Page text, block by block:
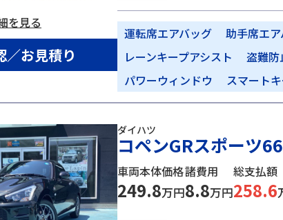
を見る
／お見積り
運転席エアバッグ 助手席エ
レーンキープアシスト
盗難防
パワーウィンドウ
スマート
ダイハツ
コペンGRスポーツ
車両本体価格
249.8万円
諸費用
8.8万円
総支払額
258.6